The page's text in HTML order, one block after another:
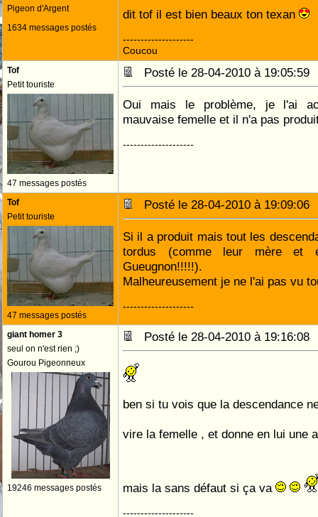
Pigeon d'Argent
1634 messages postés
dit tof il est bien beaux ton texan
--------------------
Coucou
Tof
Petit touriste
47 messages postés
Posté le 28-04-2010 à
Oui mais le problème, je l'ai
mauvaise femelle et il n'a pas
--------------------
Tof
Petit touriste
47 messages postés
Posté le 28-04-2010 à
Si il a produit mais tout les
tordus (comme leur mère
Gueugnon!!!!!).
Malheureusement je ne l'ai pas vu
--------------------
giant homer 3
seul on n'est rien ;)
Gourou Pigeonneux
19246 messages postés
Posté le 28-04-2010 à
ben si tu vois que la descendance
vire la femelle , et donne en lui une
mais la sans défaut si ça va
--------------------